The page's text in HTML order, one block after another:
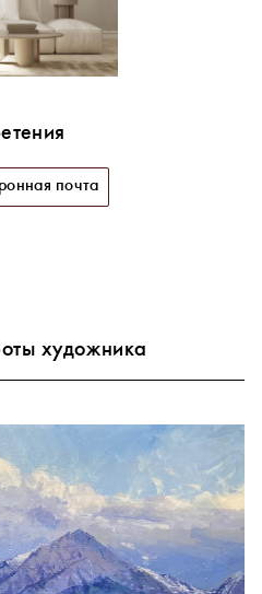
почта
художника